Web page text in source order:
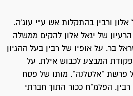
ורבין בהתקלות אש ע"י עוג'ה.
של יגאל אלון להקים ממשלה
בר. על אופיו של רבין בעל ההגיון
פקודת המבצע לכבוש אילת. על
פרשת "אלטלנה". מותו של פסח
רבין. הפלמ"ח ככור התוך חברתי